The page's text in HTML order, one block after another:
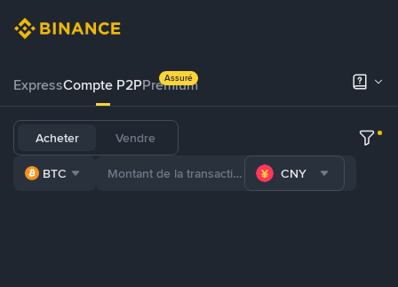
ExpressCompte P2PPremium
Assuré
Acheter Vendre
BTC CNY